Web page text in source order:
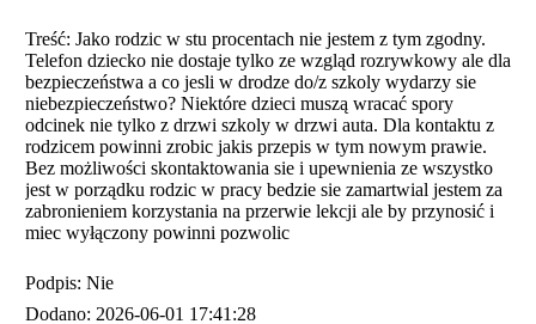
Treść: Jako rodzic w stu procentach nie jestem z tym zgodny.
Telefon dziecko nie dostaje tylko ze wzgląd rozrywkowy ale dla
bezpieczeństwa a co jesli w drodze do/z szkoly wydarzy sie
niebezpieczeństwo? Niektóre dzieci muszą wracać spory
odcinek nie tylko z drzwi szkoly w drzwi auta. Dla kontaktu z
rodzicem powinni zrobic jakis przepis w tym nowym prawie.
Bez możliwości skontaktowania sie i upewnienia ze wszystko
jest w porządku rodzic w pracy bedzie sie zamartwial jestem za
zabronieniem korzystania na przerwie lekcji ale by przynosić i
miec wyłączony powinni pozwolic
Podpis: Nie
Dodano: 2026-06-01 17:41:28